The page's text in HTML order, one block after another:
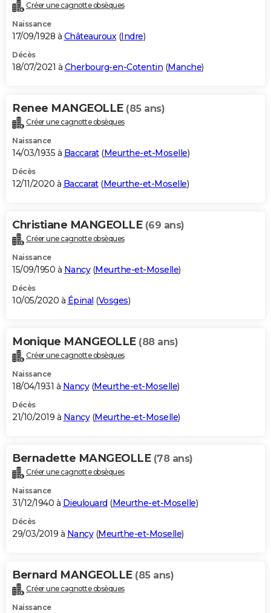
Créer une cagnotte obsèques
Naissance
17/09/1928 à Châteauroux(Indre)
Décès
18/07/2021 à Cherbourg-en-Cotentin (Manche)
Renee MANGEOLLE (85 ans)
Créer une cagnotte obsèques
Naissance
14/03/1935 à Baccarat(Meurthe-et-Moselle)
Décès
12/11/2020 à Baccarat(Meurthe-et-Moselle)
Christiane MANGEOLLE (69 ans)
Créer une cagnotte obsèques
Naissance
15/09/1950 à Nancy(Meurthe-et-Moselle)
Décès
10/05/2020 à Épinal (Vosges)
Monique MANGEOLLE (88 ans)
Créer une cagnotte obsèques
Naissance
18/04/1931 à Nancy(Meurthe-et-Moselle)
Décès
21/10/2019 à Nancy(Meurthe-et-Moselle)
Bernadette MANGEOLLE (78 ans)
Créer une cagnotte obsèques
Naissance
31/12/1940 à Dieulouard (Meurthe-et-Moselle)
Décès
29/03/2019 à Nancy(Meurthe-et-Moselle)
Bernard MANGEOLLE (85 ans)
Créer une cagnotte obsèques
Naissance